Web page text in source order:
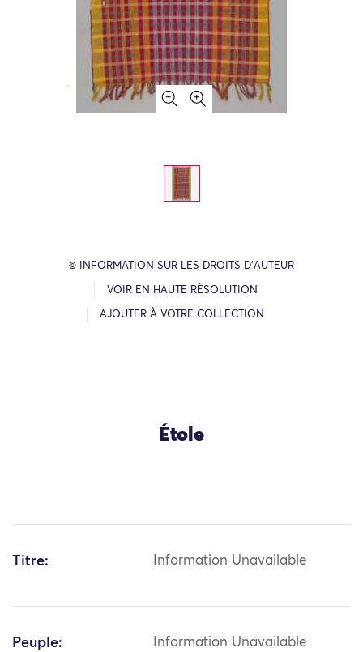
© INFORMATION SUR LES DROITS D’AUTEUR
VOIR EN HAUTE RÉSOLUTION
AJOUTER À VOTRE COLLECTION
Étole
Titre: Information Unavailable
Peuple: Information Unavailable